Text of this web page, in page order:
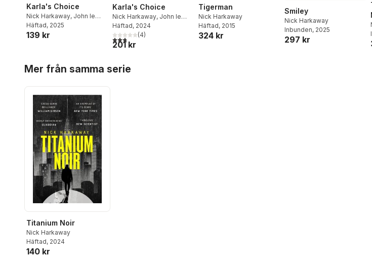
Karla's Choice
Nick Harkaway, John le
Carré
Häftad, 2025
139 kr
Karla's Choice
Nick Harkaway, John le
Carre
Häftad, 2024
2,8utav 5 stjärnor. Totalt antal röster:
(4)
201 kr
Tigerman
Nick Harkaway
Häftad, 2015
324 kr
Smiley
Nick Harkaway
Inbunden, 2025
297 kr
Mer från samma serie
Titanium Noir
Nick Harkaway
Häftad, 2024
140 kr